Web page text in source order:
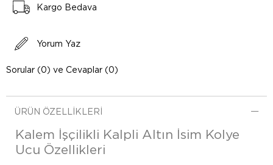
Kargo Bedava
Yorum Yaz
Sorular (0) ve Cevaplar (0)
ÜRÜN ÖZELLIKLERI
Kalem İşçilikli Kalpli Altın İsim Kolye
Ucu Özellikleri